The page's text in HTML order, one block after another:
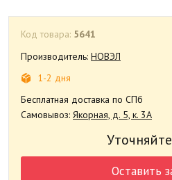
Код товара: 5641
Производитель: НОВЭЛ
1-2 дня
Бесплатная доставка по СПб
Самовывоз: Якорная, д. 5, к. 3А
Оставить